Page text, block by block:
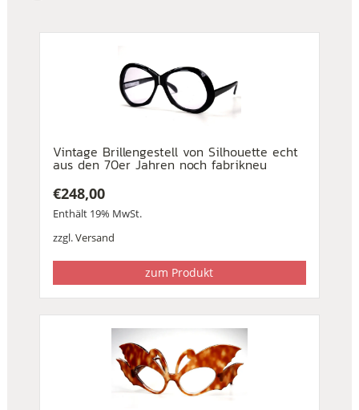
Vintage Brillengestell von Silhouette echt
aus den 70er Jahren noch fabrikneu
€248,00
Enthält 19% MwSt.
zzgl.Versand
zum Produkt